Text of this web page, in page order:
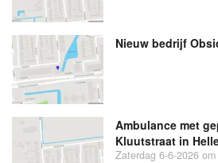
Nieuw bedrijf
Ambulance met
Kluutstraat in
Zaterdag 6-6-2026